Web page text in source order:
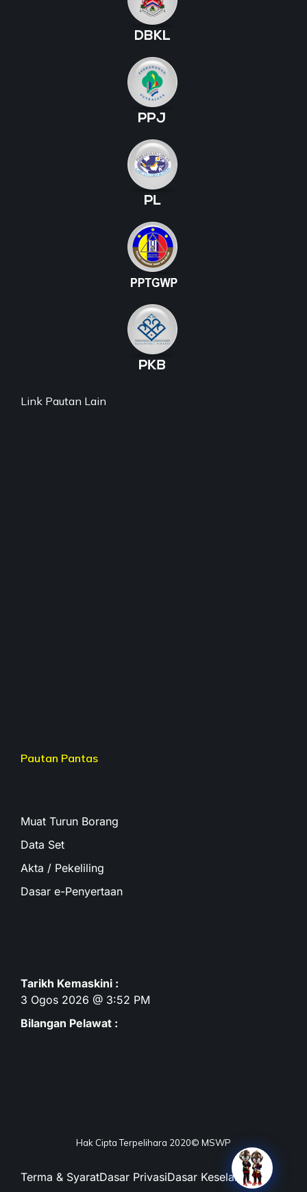
Link Pautan Lain
Pautan Pantas
Muat Turun Borang
Data Set
Akta / Pekeliling
Dasar e-Penyertaan
Tarikh Kemaskini :
3 Ogos 2026 @ 3:52 PM
Bilangan Pelawat :
Hak Cipta Terpelihara 2020© MSWP
Terma & SyaratDasar PrivasiDasar Keselamatan